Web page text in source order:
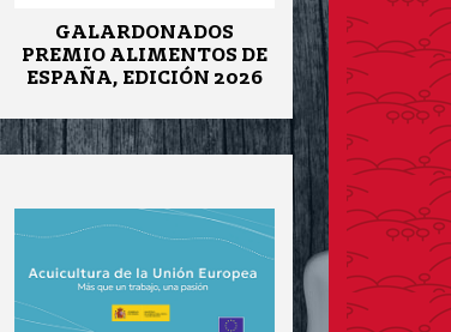
GALARDONADOS
PREMIO ALIMENTOS DE
ESPAÑA, EDICIÓN 2026